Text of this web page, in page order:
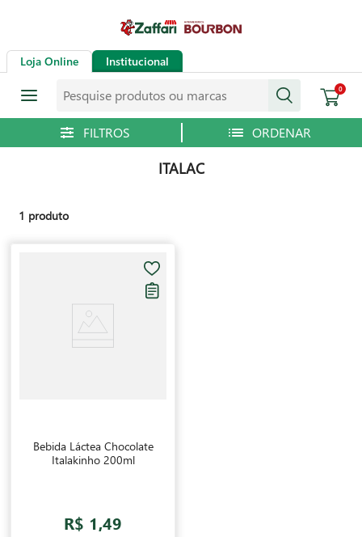
Loja Online Institucional
0
ITALAC
1 produto
Bebida Láctea Chocolate
Italakinho 200ml
R$ 1,49